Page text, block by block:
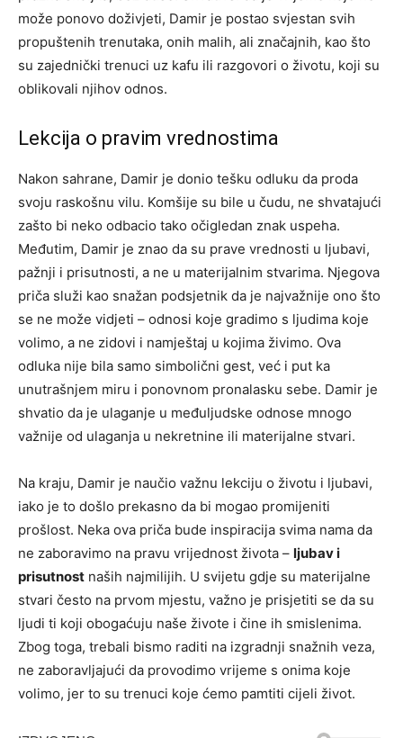
može ponovo doživjeti, Damir je postao svjestan svih
propuštenih trenutaka, onih malih, ali značajnih, kao što
su zajednički trenuci uz kafu ili razgovori o životu, koji su
oblikovali njihov odnos.
Lekcija o pravim vrednostima
Nakon sahrane, Damir je donio tešku odluku da proda
svoju raskošnu vilu. Komšije su bile u čudu, ne shvatajući
zašto bi neko odbacio tako očigledan znak uspeha.
Međutim, Damir je znao da su prave vrednosti u ljubavi,
pažnji i prisutnosti, a ne u materijalnim stvarima. Njegova
priča služi kao snažan podsjetnik da je najvažnije ono što
se ne može vidjeti – odnosi koje gradimo s ljudima koje
volimo, a ne zidovi i namještaj u kojima živimo. Ova
odluka nije bila samo simbolični gest, već i put ka
unutrašnjem miru i ponovnom pronalasku sebe. Damir je
shvatio da je ulaganje u međuljudske odnose mnogo
važnije od ulaganja u nekretnine ili materijalne stvari.
Na kraju, Damir je naučio važnu lekciju o životu i ljubavi,
iako je to došlo prekasno da bi mogao promijeniti
prošlost. Neka ova priča bude inspiracija svima nama da
ne zaboravimo na pravu vrijednost života – ljubav i
prisutnost naših najmilijih. U svijetu gdje su materijalne
stvari često na prvom mjestu, važno je prisjetiti se da su
ljudi ti koji obogaćuju naše živote i čine ih smislenima.
Zbog toga, trebali bismo raditi na izgradnji snažnih veza,
ne zaboravljajući da provodimo vrijeme s onima koje
volimo, jer to su trenuci koje ćemo pamtiti cijeli život.